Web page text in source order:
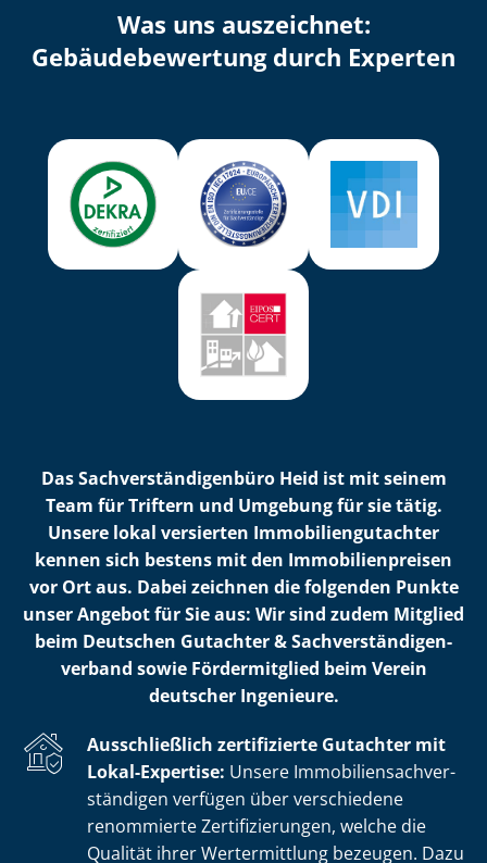
Was uns auszeichnet:
Ge­bäu­de­be­wer­tung durch Experten
Das Sach­ver­stän­di­gen­bü­ro Heid ist mit seinem
Team für Triftern und Umgebung für sie tätig.
Unsere lokal versierten Im­mo­bi­li­en­gut­ach­ter
kennen sich bestens mit den Im­mo­bi­li­en­prei­sen
vor Ort aus. Dabei zeichnen die folgenden Punkte
unser Angebot für Sie aus: Wir sind zudem Mitglied
beim Deutschen Gutachter & Sach­ver­stän­di­gen­
ver­band sowie Fördermitglied beim Verein
deutscher Ingenieure.
Ausschließlich zertifizierte Gutachter mit
Lokal-Expertise: Unsere Im­mo­bi­li­en­sach­ver­
stän­di­gen verfügen über verschiedene
renommierte Zer­ti­fi­zie­run­gen, welche die
Qualität ihrer Wertermittlung bezeugen. Dazu